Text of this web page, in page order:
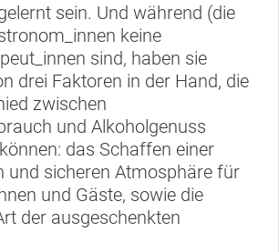
sein. Und während (die
keine
sind, haben sie
drei Faktoren in der Hand, die
zwischen
und Alkoholgenuss
das Schaffen einer
und sicheren Atmosphäre für
und Gäste, sowie die
der ausgeschenkten